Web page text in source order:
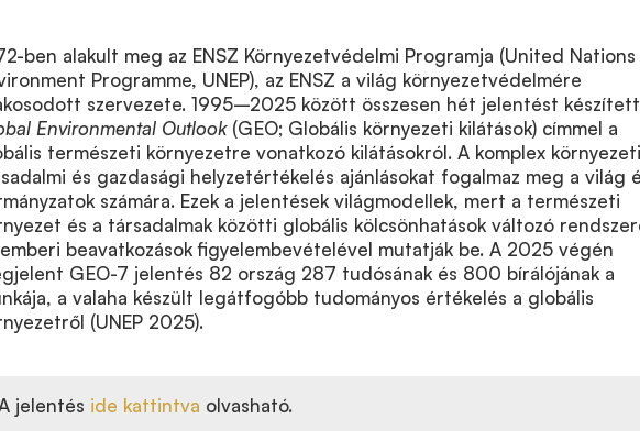
ben alakult meg az ENSZ Környezetvédelmi Programja (United Nations
Programme, UNEP), az ENSZ a világ környezetvédelmére
szervezete. 1995–2025 között összesen hét jelentést készített
Environmental Outlook(GEO; Globális környezeti kilátások) címmel a
természeti környezetre vonatkozó kilátásokról. A komplex
és gazdasági helyzetértékelés ajánlásokat fogalmaz meg a világ
számára. Ezek a jelentések világmodellek, mert a természeti
és a társadalmak közötti globális kölcsönhatások változó
beavatkozások figyelembevételével mutatják be. A 2025 végén
GEO-7 jelentés 82 ország 287 tudósának és 800 bírálójának a
a valaha készült legátfogóbb tudományos értékelés a globális
(UNEP 2025).
jelentés ide kattintva olvasható.